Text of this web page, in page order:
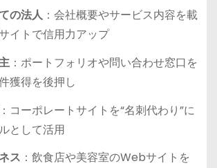
の法人：会社概要やサービス内容を載
イトで信用力アップ
：ポートフォリオや問い合わせ窓口を
獲得を後押し
コーポレートサイトを“名刺代わり”に
として活用
ス ：飲食店や美容室のWebサイトを